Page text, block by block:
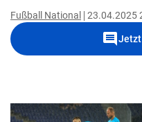
Fußball National 23.04.2025
comment